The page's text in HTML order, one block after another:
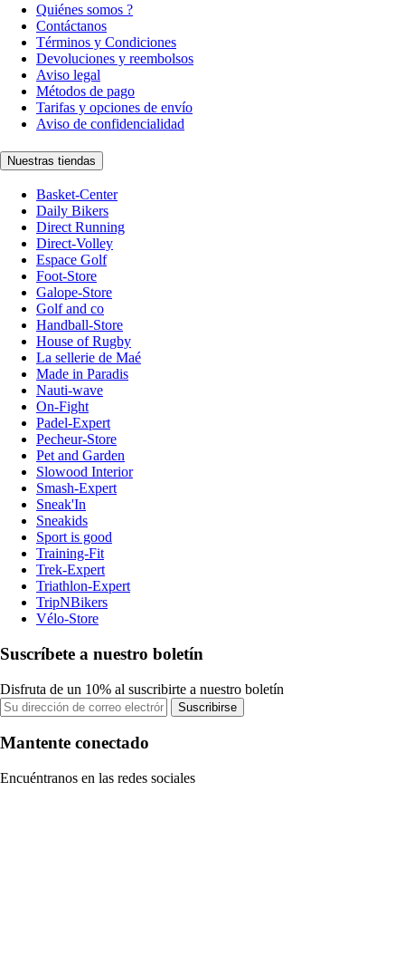
Quiénes somos ?
Contáctanos
Términos y Condiciones
Devoluciones y reembolsos
Aviso legal
Métodos de pago
Tarifas y opciones de envío
Aviso de confidencialidad
Nuestras tiendas
Basket-Center
Daily Bikers
Direct Running
Direct-Volley
Espace Golf
Foot-Store
Galope-Store
Golf and co
Handball-Store
House of Rugby
La sellerie de Maé
Made in Paradis
Nauti-wave
On-Fight
Padel-Expert
Pecheur-Store
Pet and Garden
Slowood Interior
Smash-Expert
Sneak'In
Sneakids
Sport is good
Training-Fit
Trek-Expert
Triathlon-Expert
TripNBikers
Vélo-Store
Suscríbete a nuestro boletín
Disfruta de un 10% al suscribirte a nuestro boletín
Suscribirse
Mantente conectado
Encuéntranos en las redes sociales